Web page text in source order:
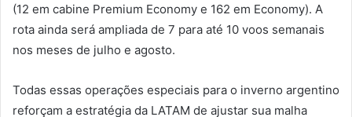
(12 em cabine Premium Economy e 162 em Economy). A
rota ainda será ampliada de 7 para até 10 voos semanais
nos meses de julho e agosto.
Todas essas operações especiais para o inverno argentino
reforçam a estratégia da LATAM de ajustar sua malha